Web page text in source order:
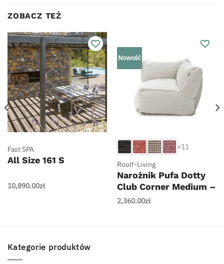
ZOBACZ TEŻ
Fast SPA
All Size 161 S
10,890.00zł
Nowość
+11
Roolf-Living
Narożnik Pufa Dotty
Club Corner Medium –
Roolf-Living
2,360.00zł
Kategorie produktów